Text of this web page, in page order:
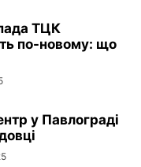
ТЦК
по-новому: що
у Павлограді